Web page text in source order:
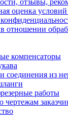
отзывы,
оценка условий
отношении
компенсаторы
соединения из
работы
чертежам